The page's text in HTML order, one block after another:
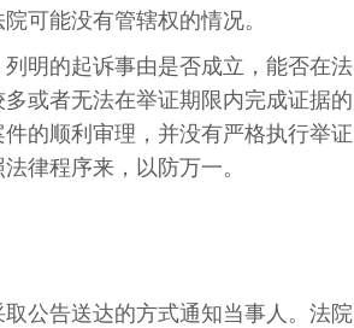
可能没有管辖权的情况。
明的起诉事由是否成立，能否在法
或者无法在举证期限内完成证据的
的顺利审理，并没有严格执行举证
律程序来，以防万一。
公告送达的方式通知当事人。法院